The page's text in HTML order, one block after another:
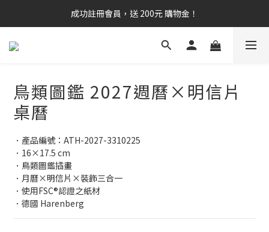
成功註冊會員，送 200元 購物金！
鳥類圖鑑 2027週曆×明信片
桌曆
．產品編號：ATH-2027-3310225
．16×17.5 cm
．鳥類圖鑑插畫
．月曆×明信片×裝飾三合一
．使用FSC®認證之紙材
．德國 Harenberg